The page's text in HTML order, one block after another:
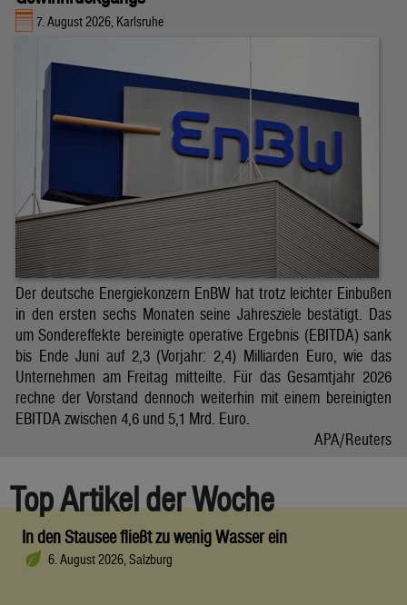
7. August 2026, Karlsruhe
Der deutsche Energiekonzern EnBW hat trotz leichter Einbußen
in den ersten sechs Monaten seine Jahresziele bestätigt. Das
um Sondereffekte bereinigte operative Ergebnis (EBITDA) sank
bis Ende Juni auf 2,3 (Vorjahr: 2,4) Milliarden Euro, wie das
Unternehmen am Freitag mitteilte. Für das Gesamtjahr 2026
rechne der Vorstand dennoch weiterhin mit einem bereinigten
EBITDA zwischen 4,6 und 5,1 Mrd. Euro.
APA/Reuters
Top Artikel der Woche
In den Stausee fließt zu wenig Wasser ein
6. August 2026, Salzburg